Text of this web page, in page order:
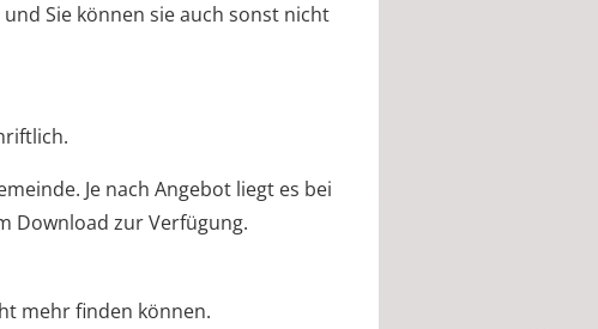
Sie können sie auch sonst nicht
Je nach Angebot liegt es bei
Download zur Verfügung.
mehr finden können.